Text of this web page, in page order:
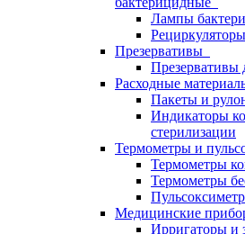
Лампы
Презервативы
Презервативы
Расходные
Пакеты и
Индикаторы
стерилизации
Термометры и
Термометры
Термометры
Медицинские
Ирригаторы и